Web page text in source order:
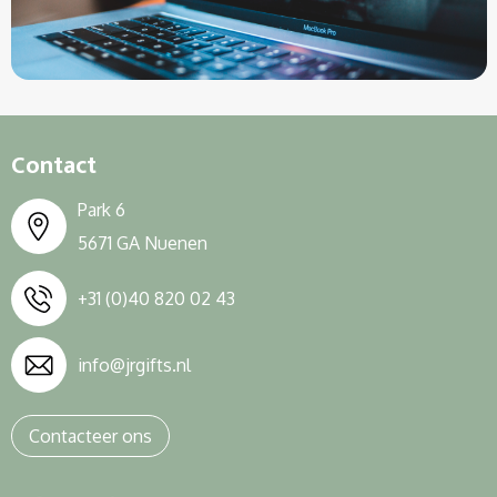
Sleutelhangers en Lanyards
Snoepgoed
Spellen voor binnen en buiten
Themapakketten
Veiligheid, Auto en Fiets
Vrije tijd en Strand
Waterflesjes
Sweaters
T-Shirts
Vesten
Overalls
Overhemden
Polo's
Reflecterende polo's
Reflecterende vesten
Regenkleding
Restauranttextiel
Schoenen
Schorten en Sloven
Contact
Park 6
5671 GA Nuenen
+31 (0)40 820 02 43
info@jrgifts.nl
Contacteer ons